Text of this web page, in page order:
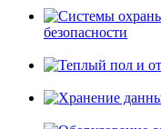
безопасности